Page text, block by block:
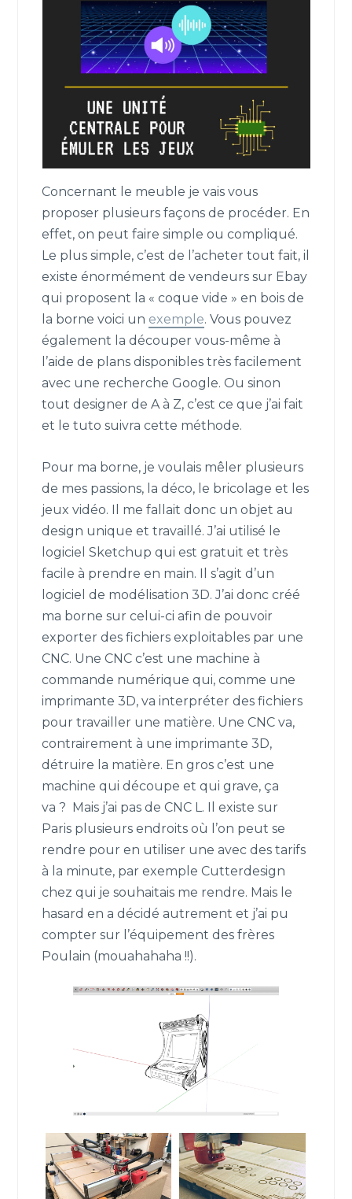
Concernant le meuble je vais vous
proposer plusieurs façons de procéder. En
effet, on peut faire simple ou compliqué.
Le plus simple, c’est de l’acheter tout fait, il
existe énormément de vendeurs sur Ebay
qui proposent la « coque vide » en bois de
la borne voici un exemple. Vous pouvez
également la découper vous-même à
l’aide de plans disponibles très facilement
avec une recherche Google. Ou sinon
tout designer de A à Z, c’est ce que j’ai fait
et le tuto suivra cette méthode.
Pour ma borne, je voulais mêler plusieurs
de mes passions, la déco, le bricolage et les
jeux vidéo. Il me fallait donc un objet au
design unique et travaillé. J’ai utilisé le
logiciel Sketchup qui est gratuit et très
facile à prendre en main. Il s’agit d’un
logiciel de modélisation 3D. J’ai donc créé
ma borne sur celui-ci afin de pouvoir
exporter des fichiers exploitables par une
CNC. Une CNC c’est une machine à
commande numérique qui, comme une
imprimante 3D, va interpréter des fichiers
pour travailler une matière. Une CNC va,
contrairement à une imprimante 3D,
détruire la matière. En gros c’est une
machine qui découpe et qui grave, ça
va ? Mais j’ai pas de CNC L. Il existe sur
Paris plusieurs endroits où l’on peut se
rendre pour en utiliser une avec des tarifs
à la minute, par exemple Cutterdesign
chez qui je souhaitais me rendre. Mais le
hasard en a décidé autrement et j’ai pu
compter sur l’équipement des frères
Poulain (mouahahaha !!).